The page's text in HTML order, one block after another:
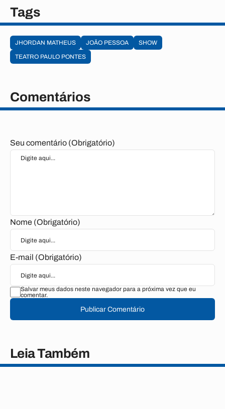
Tags
JHORDAN MATHEUS JOÃO PESSOA
SHOW
TEATRO PAULO PONTES
Comentários
Seu comentário (Obrigatório)
Nome (Obrigatório)
E-mail (Obrigatório)
Salvar meus dados neste navegador para a próxima vez que eu
comentar.
Publicar Comentário
Leia Também